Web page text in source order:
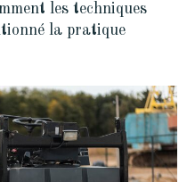
les techniques
la pratique